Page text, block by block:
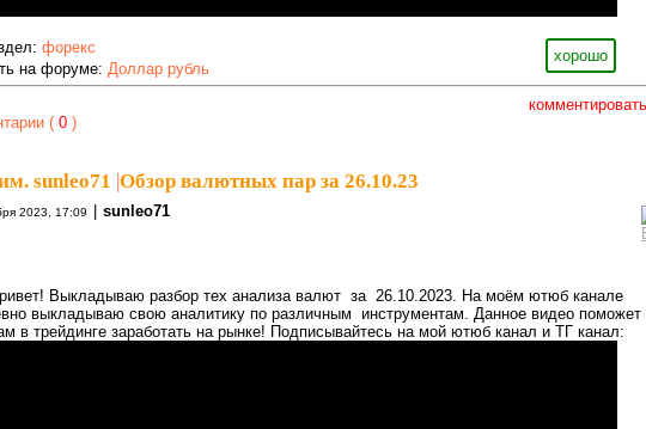
хорошо
форекс
на форуме: Доллар рубль
комментировать
( 0 )
sunleo71 |Обзор валютных пар за 26.10.23
2023, 17:09 sunleo71
Выкладываю разбор тех анализа валют за 26.10.2023. На моём ютюб канале
выкладываю свою аналитику по различным инструментам. Данное видео поможет
в трейдинге заработать на рынке! Подписывайтесь на мой ютюб канал и ТГ канал: